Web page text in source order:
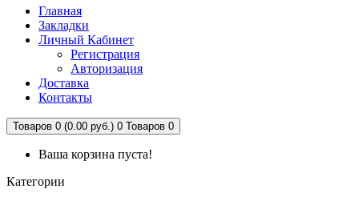
Главная
Закладки
Личный Кабинет
Регистрация
Авторизация
Доставка
Контакты
Товаров 0 (0.00 руб.) 0 Товаров 0
Ваша корзина пуста!
Категории